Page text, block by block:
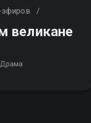
эфиров /
великане
Драма